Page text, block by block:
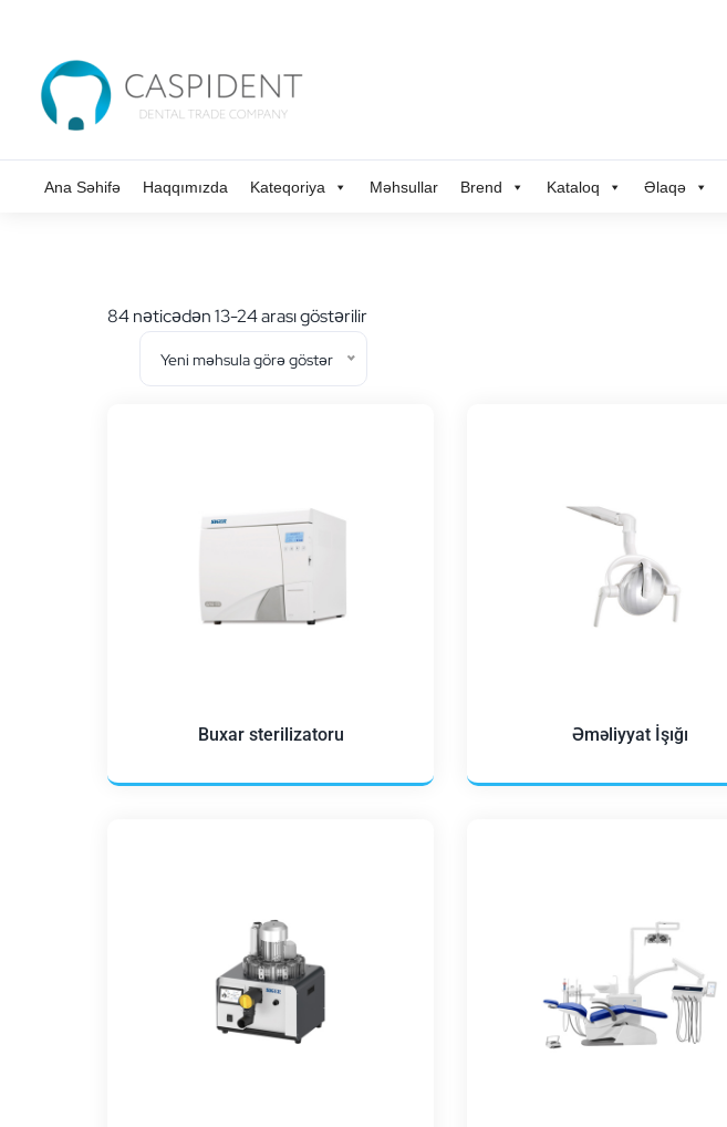
Ana Səhifə Haqqımızda Kateqoriya Məhsullar Brend Kataloq Əlaqə
84 nəticədən 13-24 arası göstərilirEn
yeniye
göre
Yeni məhsula görə göstər
Buxar sterilizatoru Əməliyyat İşığı